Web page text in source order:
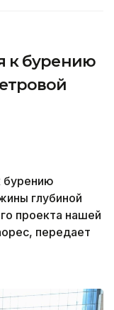
к бурению
бурению
глубиной
проекта нашей
передает